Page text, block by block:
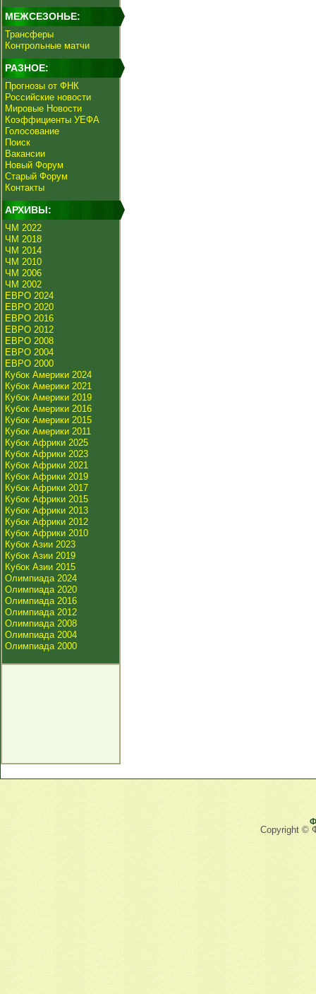
МЕЖСЕЗОНЬЕ:
Трансферы
Контрольные матчи
РАЗНОЕ:
Прогнозы от ФНК
Российские новости
Мировые Новости
Коэффициенты УЕФА
Голосование
Поиск
Вакансии
Новый Форум
Старый Форум
Контакты
АРХИВЫ:
ЧМ 2022
ЧМ 2018
ЧМ 2014
ЧМ 2010
ЧМ 2006
ЧМ 2002
ЕВРО 2024
ЕВРО 2020
ЕВРО 2016
ЕВРО 2012
ЕВРО 2008
ЕВРО 2004
ЕВРО 2000
Кубок Америки 2024
Кубок Америки 2021
Кубок Америки 2019
Кубок Америки 2016
Кубок Америки 2015
Кубок Америки 2011
Кубок Африки 2025
Кубок Африки 2023
Кубок Африки 2021
Кубок Африки 2019
Кубок Африки 2017
Кубок Африки 2015
Кубок Африки 2013
Кубок Африки 2012
Кубок Африки 2010
Кубок Азии 2023
Кубок Азии 2019
Кубок Азии 2015
Олимпиада 2024
Олимпиада 2020
Олимпиада 2016
Олимпиада 2012
Олимпиада 2008
Олимпиада 2004
Олимпиада 2000
Copyright ©